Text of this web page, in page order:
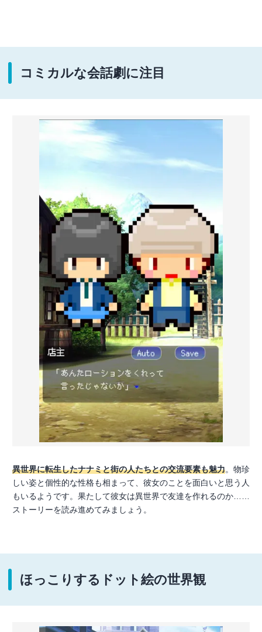
コミカルな会話劇に注目
異世界に転生したナナミと街の人たちとの交流要素も魅力。物珍
しい姿と個性的な性格も相まって、彼女のことを面白いと思う人
もいるようです。果たして彼女は異世界で友達を作れるのか……
ストーリーを読み進めてみましょう。
ほっこりするドット絵の世界観